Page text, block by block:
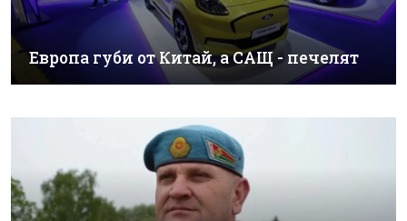
Европа губи от Китай, а САЩ - печелят